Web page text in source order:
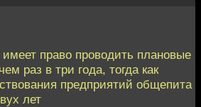
право проводить плановые
раз в три года, тогда как
предприятий общепита
лет